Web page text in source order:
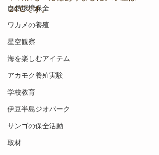
自然環境保全
ワカメの養殖
星空観察
海を楽しむアイテム
アカモク養殖実験
学校教育
伊豆半島ジオパーク
サンゴの保全活動
取材
24℃です。